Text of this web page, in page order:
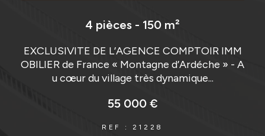
12 pièces - 200 m²
EXCLUSIVITE DE L’AGENCE COMPTOIR IMM
OBILIER de France « Montagne d’Ardéche » - A
u cœur du village très dynamique...
160 000 €
REF : 21227